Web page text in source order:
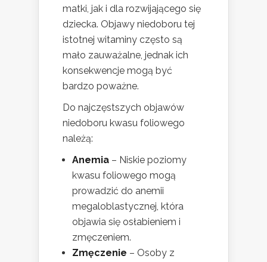
matki, jak i dla rozwijającego się
dziecka. Objawy niedoboru tej
istotnej witaminy często są
mało zauważalne, jednak ich
konsekwencje mogą być
bardzo poważne.
Do najczęstszych objawów
niedoboru kwasu foliowego
należą:
Anemia – Niskie poziomy
kwasu foliowego mogą
prowadzić do anemii
megaloblastycznej, która
objawia się osłabieniem i
zmęczeniem.
Zmęczenie – Osoby z